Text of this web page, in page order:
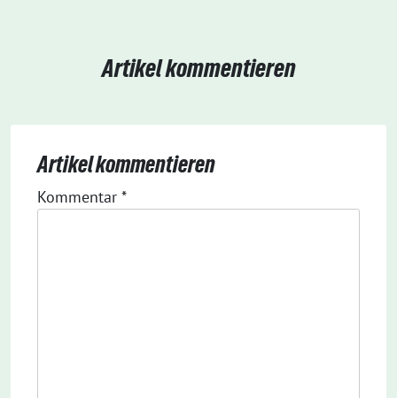
Artikel kommentieren
Artikel kommentieren
Kommentar *